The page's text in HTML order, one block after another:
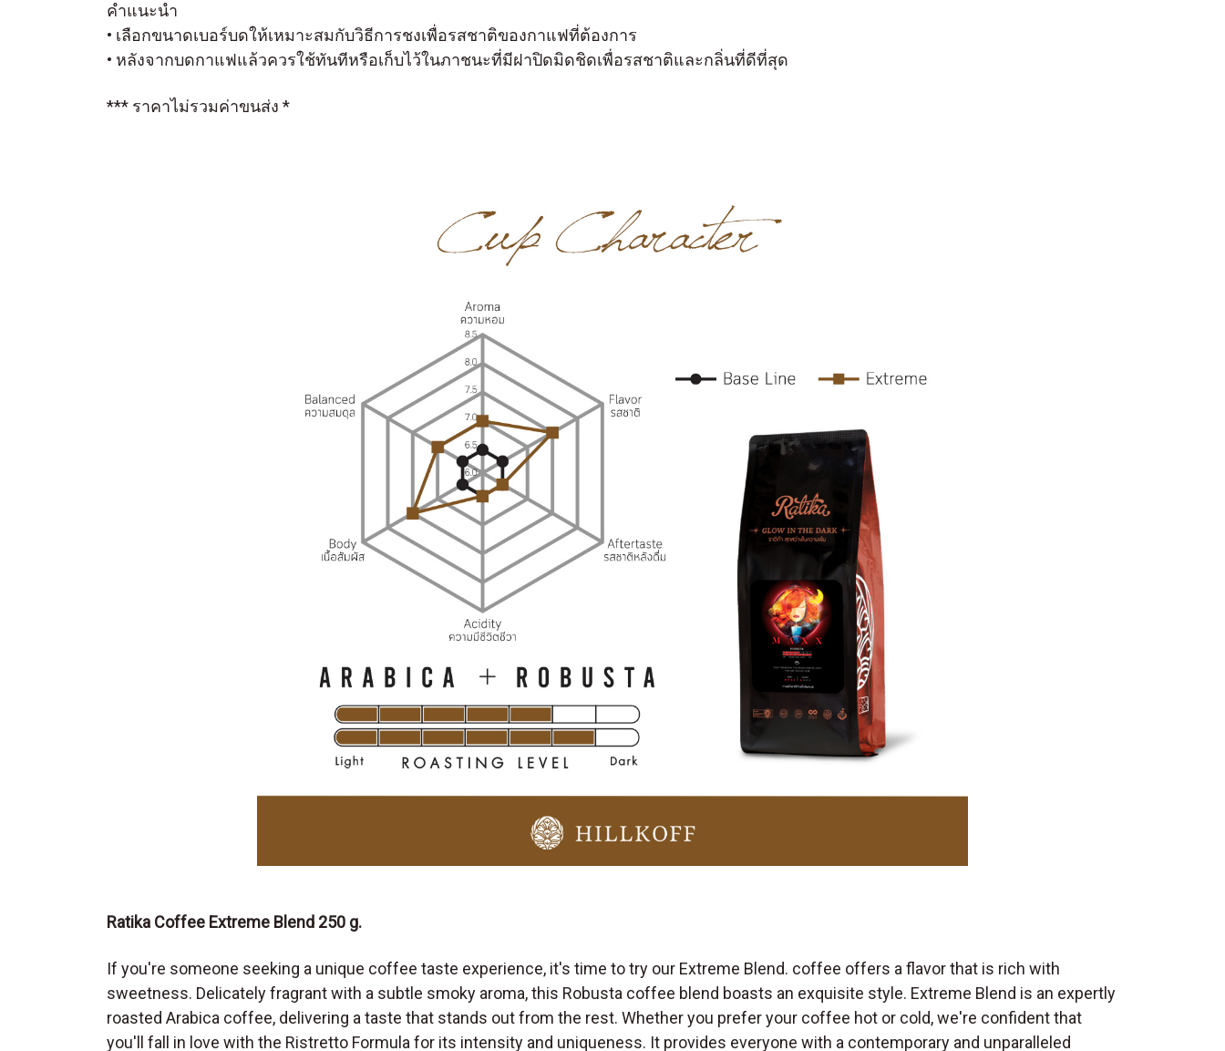
คำแนะนำ
• เลือกขนาดเบอร์บดให้เหมาะสมกับวิธีการชงเพื่อรสชาติของกาแฟที่ต้องการ
• หลังจากบดกาแฟแล้วควรใช้ทันทีหรือเก็บไว้ในภาชนะที่มีฝาปิดมิดชิดเพื่อรสชาติและกลิ่นที่ดีที่สุด
*** ราคาไม่รวมค่าขนส่ง *
Ratika Coffee Extreme Blend 250 g.
If you're someone seeking a unique coffee taste experience, it's time to try our Extreme Blend. coffee offers a flavor that is rich with
sweetness. Delicately fragrant with a subtle smoky aroma, this Robusta coffee blend boasts an exquisite style. Extreme Blend is an expertly
roasted Arabica coffee, delivering a taste that stands out from the rest. Whether you prefer your coffee hot or cold, we're confident that
you'll fall in love with the Ristretto Formula for its intensity and uniqueness. It provides everyone with a contemporary and unparalleled